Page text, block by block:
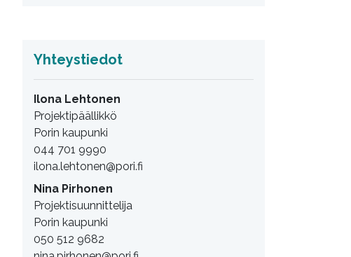
Yhteystiedot
Ilona Lehtonen
Projektipäällikkö
Porin kaupunki
044 701 9990
ilona.lehtonen@pori.fi
Nina Pirhonen
Projektisuunnittelija
Porin kaupunki
050 512 9682